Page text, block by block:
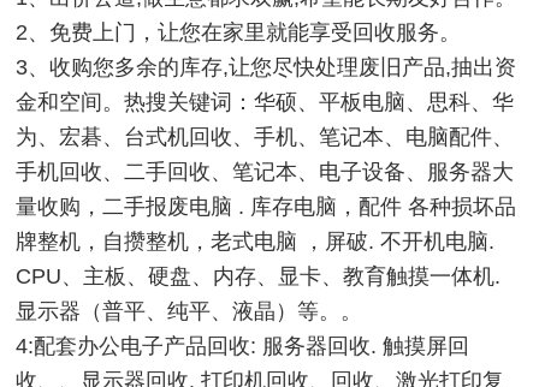
2、免费上门，让您在家里就能享受回收服务。
3、收购您多余的库存,让您尽快处理废旧产品,抽出资
金和空间。热搜关键词：华硕、平板电脑、思科、华
为、宏碁、台式机回收、手机、笔记本、电脑配件、
手机回收、二手回收、笔记本、电子设备、服务器大
量收购，二手报废电脑 . 库存电脑，配件 各种损坏品
牌整机，自攒整机，老式电脑 ，屏破. 不开机电脑.
CPU、主板、硬盘、内存、显卡、教育触摸一体机.
显示器（普平、纯平、液晶）等。。
4:配套办公电子产品回收: 服务器回收. 触摸屏回
收、、显示器回收. 打印机回收、回收、激光打印复